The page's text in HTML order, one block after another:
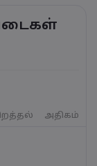
அதிகம்